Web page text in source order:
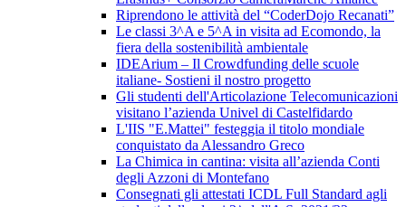
Riprendono le attività del “CoderDojo Recanati”
Le classi 3^A e 5^A in visita ad Ecomondo, la
fiera della sostenibilità ambientale
IDEArium – Il Crowdfunding delle scuole
italiane- Sostieni il nostro progetto
Gli studenti dell'Articolazione Telecomunicazioni
visitano l’azienda Univel di Castelfidardo
L'IIS "E.Mattei" festeggia il titolo mondiale
conquistato da Alessandro Greco
La Chimica in cantina: visita all’azienda Conti
degli Azzoni di Montefano
Consegnati gli attestati ICDL Full Standard agli